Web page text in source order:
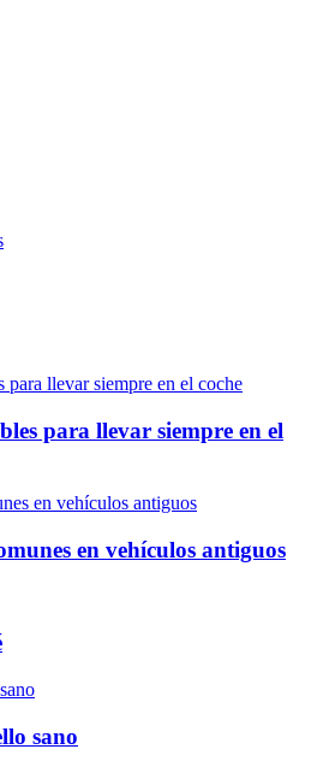
para llevar siempre en el
en vehículos antiguos
sano